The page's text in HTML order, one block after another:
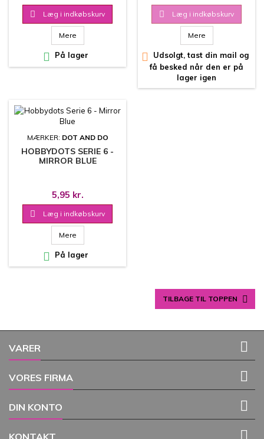
 Læg i indkøbskurv
Mere
 På lager
 Læg i indkøbskurv
Mere

Udsolgt, tast din mail og
få besked når den er på
lager igen
MÆRKER: DOT AND DO
HOBBYDOTS SERIE 6 -
MIRROR BLUE
5,95 kr.
 Læg i indkøbskurv
Mere
 På lager
TILBAGE TIL TOPPEN 
VARER 
VORES FIRMA 
DIN KONTO 
KONTAKT 